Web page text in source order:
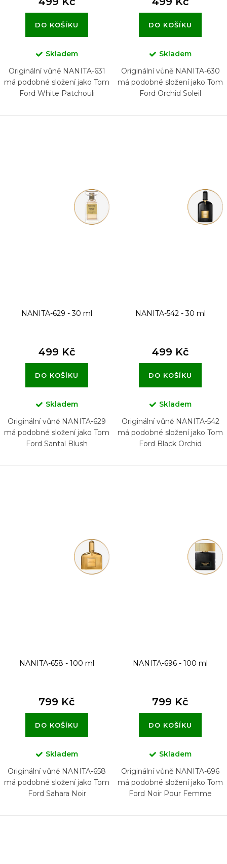
DO KOŠÍKU
Skladem
Originální vůně NANITA-631
má podobné složení jako Tom
Ford White Patchouli
DO KOŠÍKU
Skladem
Originální vůně NANITA-630
má podobné složení jako Tom
Ford Orchid Soleil
NANITA-629 - 30 ml
499 Kč
DO KOŠÍKU
Skladem
Originální vůně NANITA-629
má podobné složení jako Tom
Ford Santal Blush
NANITA-542 - 30 ml
499 Kč
DO KOŠÍKU
Skladem
Originální vůně NANITA-542
má podobné složení jako Tom
Ford Black Orchid
NANITA-658 - 100 ml
799 Kč
DO KOŠÍKU
Skladem
Originální vůně NANITA-658
má podobné složení jako Tom
Ford Sahara Noir
NANITA-696 - 100 ml
799 Kč
DO KOŠÍKU
Skladem
Originální vůně NANITA-696
má podobné složení jako Tom
Ford Noir Pour Femme